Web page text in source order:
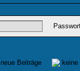
neue Beiträge